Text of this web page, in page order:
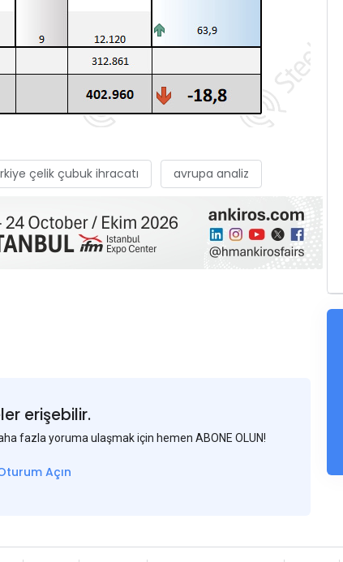
çelik çubuk ihracatı avrupa analiz
erişebilir.
fazla yoruma ulaşmak için hemen ABONE OLUN!
Açın